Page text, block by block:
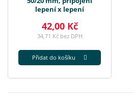
lepení x lepení
42,00 Kč
34,71 Kč bez DPH
Přidat do košíku